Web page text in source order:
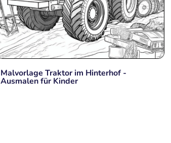
Malvorlage Traktor im Hinterhof -
Ausmalen für Kinder